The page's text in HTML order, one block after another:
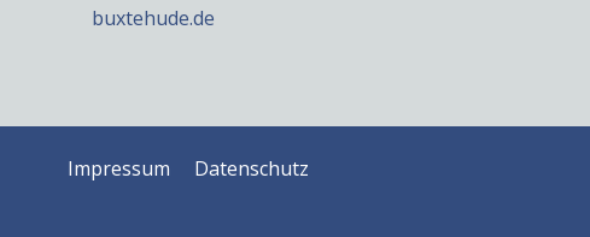
buxtehude.de
Impressum Datenschutz